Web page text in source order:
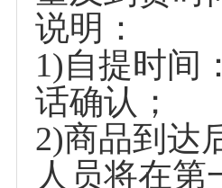
说明：
1)自提时间
话确认；
2)商品到达
人员将在